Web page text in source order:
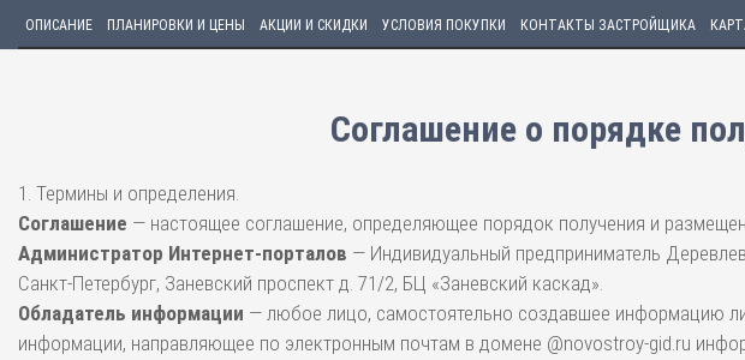
ОПИСАНИЕ ПЛАНИРОВКИ И ЦЕНЫ АКЦИИ И СКИДКИ УСЛОВИЯ ПОКУПКИ КОНТАКТЫ ЗАСТРОЙЩИКА
Соглашение о порядке
1. Термины и определения.
Соглашение — настоящее соглашение, определяющее порядок получения и
Администратор Интернет-порталов — Индивидуальный предприниматель
Санкт-Петербург, Заневский проспект д. 71/2, БЦ «Заневский каскад».
Обладатель информации — любое лицо, самостоятельно создавшее информацию
информации, направляющее по электронным почтам в домене @novostroy-gid.ru